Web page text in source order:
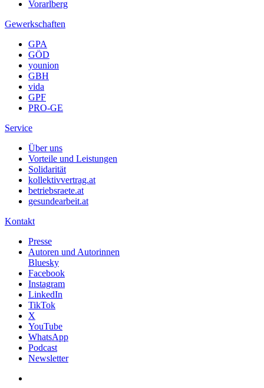
Vorarlberg
Gewerkschaften
GPA
GÖD
younion
GBH
vida
GPF
PRO-GE
Service
Über uns
Vorteile und Leistungen
Solidarität
kollektivvertrag.at
betriebsraete.at
gesundearbeit.at
Kontakt
Presse
Autoren und Autorinnen
Bluesky
Facebook
Instagram
LinkedIn
TikTok
X
YouTube
WhatsApp
Podcast
Newsletter